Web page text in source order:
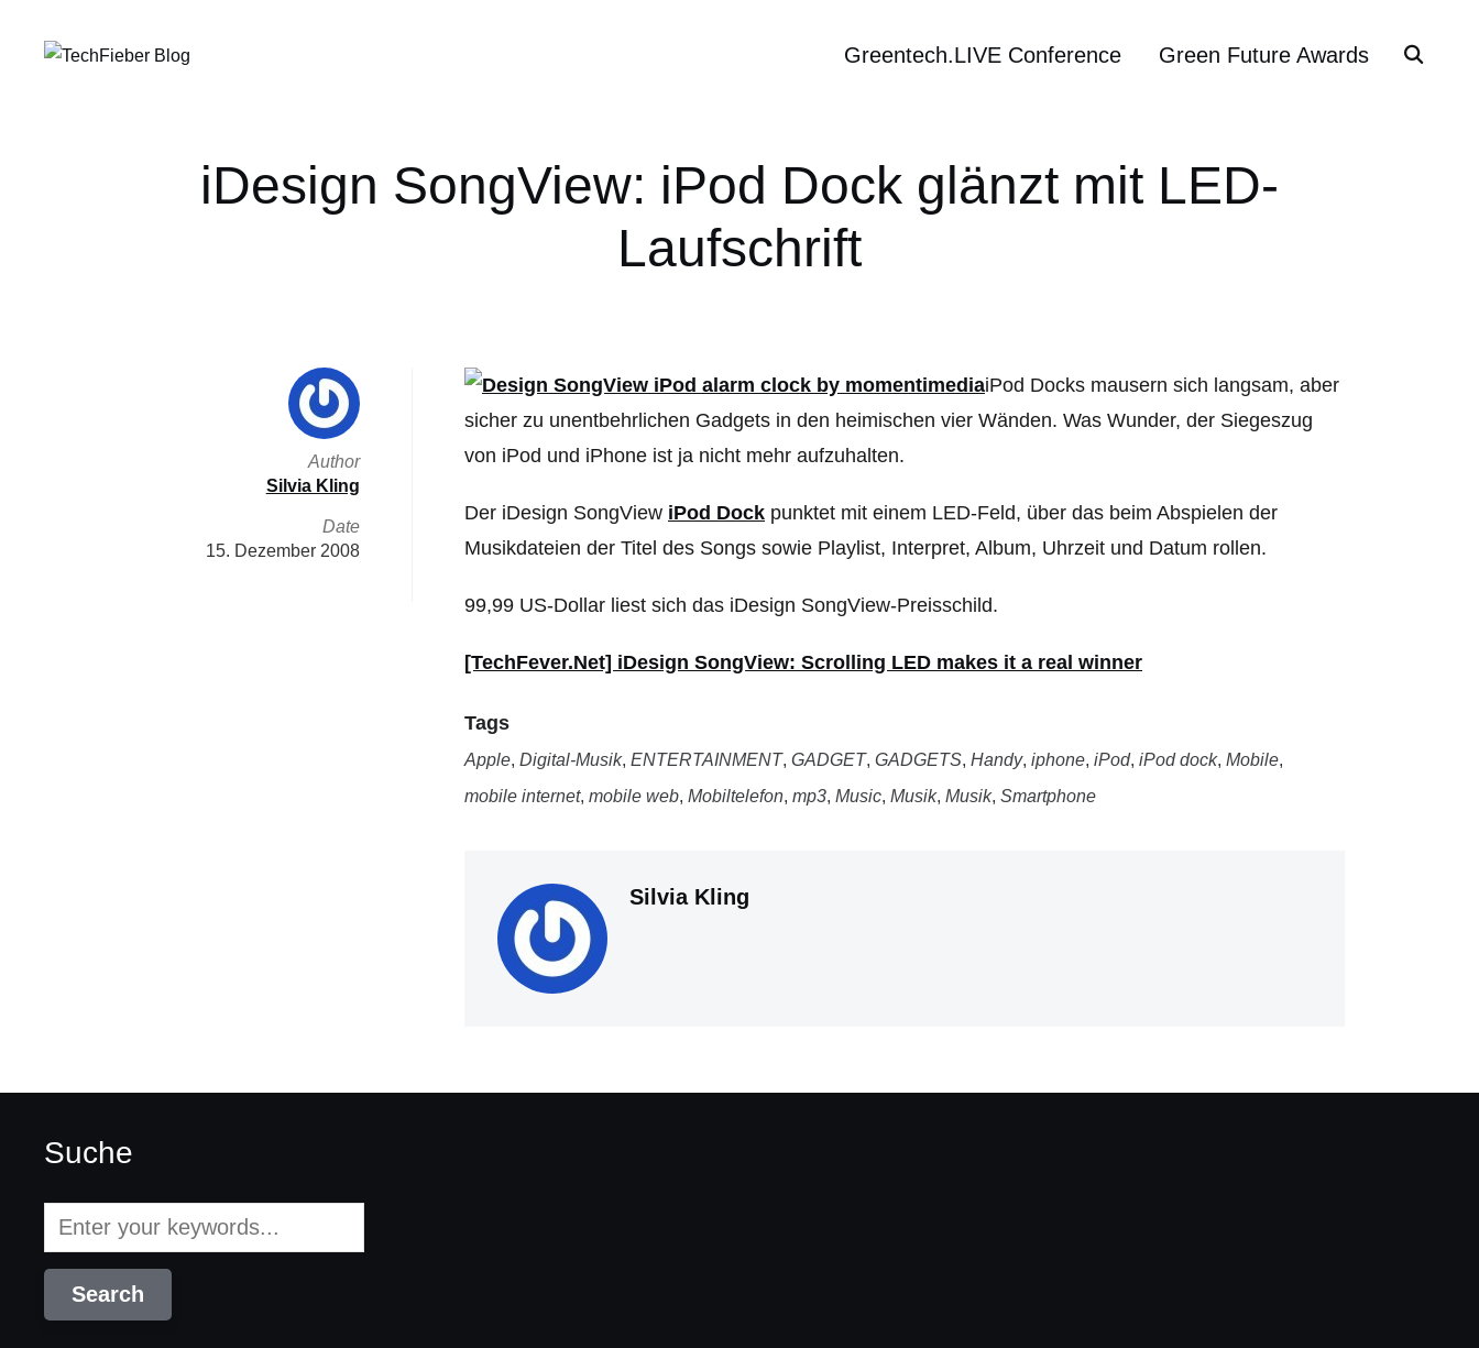
Greentech.LIVE Conference Green Future Awards
iDesign SongView: iPod Dock glänzt mit LED-
Laufschrift
iPod Docks mausern sich langsam, aber
sicher zu unentbehrlichen Gadgets in den heimischen vier Wänden. Was Wunder, der Siegeszug
von iPod und iPhone ist ja nicht mehr aufzuhalten.
Der iDesign SongView iPod Dock punktet mit einem LED-Feld, über das beim Abspielen der
Musikdateien der Titel des Songs sowie Playlist, Interpret, Album, Uhrzeit und Datum rollen.
99,99 US-Dollar liest sich das iDesign SongView-Preisschild.
[TechFever.Net] iDesign SongView: Scrolling LED makes it a real winner
Tags
Apple, Digital-Musik, ENTERTAINMENT, GADGET, GADGETS, Handy, iphone, iPod, iPod dock, Mobile,
mobile internet, mobile web, Mobiltelefon, mp3, Music, Musik, Musik, Smartphone
Silvia Kling
Author
Silvia Kling
Date
15. Dezember 2008
Suche